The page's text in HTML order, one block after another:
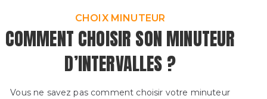
CHOIX MINUTEUR
COMMENT CHOISIR SON MINUTEUR
D’INTERVALLES ?
Vous ne savez pas comment choisir votre minuteur